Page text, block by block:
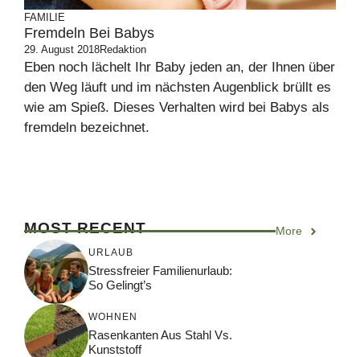
FAMILIE
Fremdeln Bei Babys
29. August 2018Redaktion
Eben noch lächelt Ihr Baby jeden an, der Ihnen über
den Weg läuft und im nächsten Augenblick brüllt es
wie am Spieß. Dieses Verhalten wird bei Babys als
fremdeln bezeichnet.
MOST RECENT More
URLAUB
Stressfreier Familienurlaub:
So Gelingt’s
WOHNEN
Rasenkanten Aus Stahl Vs.
Kunststoff